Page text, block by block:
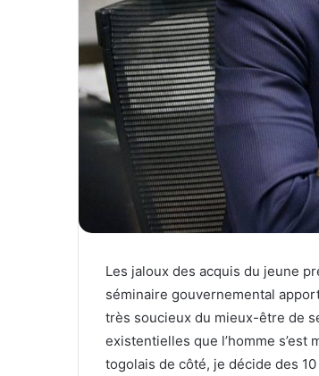
Les jaloux des acquis du jeune
séminaire gouvernemental
très soucieux du mieux-être de
existentielles que l’homme s’est
togolais de côté, je décide des